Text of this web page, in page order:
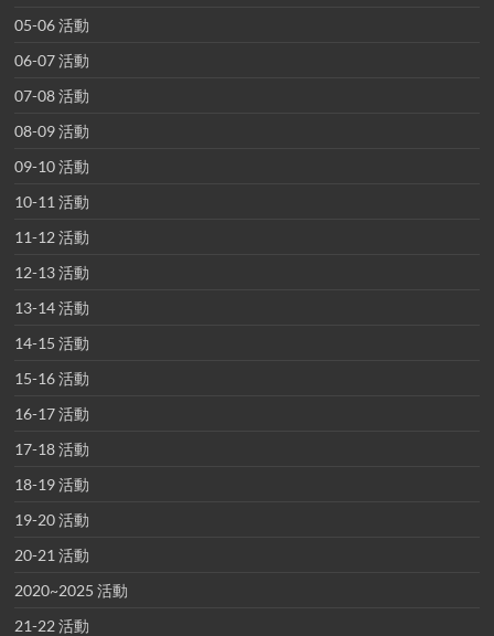
05-06 活動
06-07 活動
07-08 活動
08-09 活動
09-10 活動
10-11 活動
11-12 活動
12-13 活動
13-14 活動
14-15 活動
15-16 活動
16-17 活動
17-18 活動
18-19 活動
19-20 活動
20-21 活動
2020~2025 活動
21-22 活動